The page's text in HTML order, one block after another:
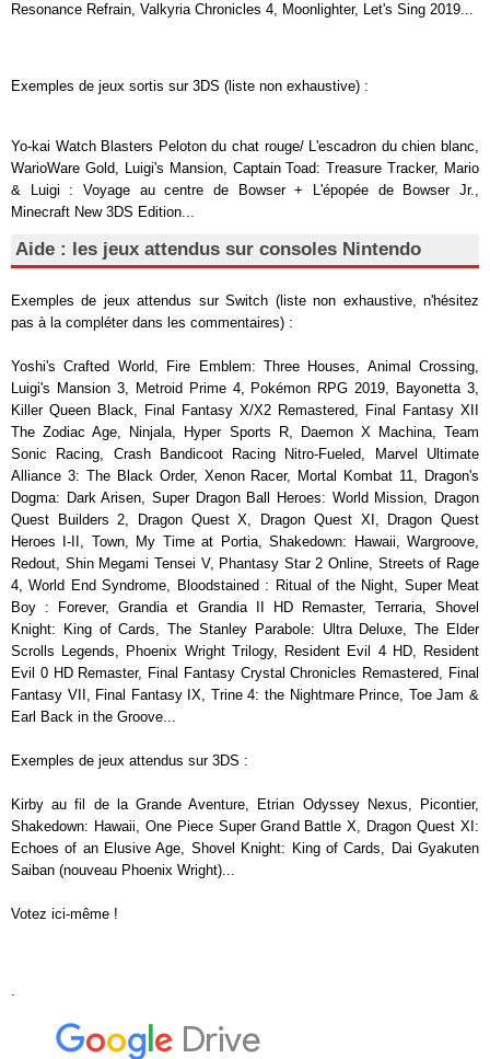
Resonance Refrain, Valkyria Chronicles 4, Moonlighter, Let's Sing 2019...
Exemples de jeux sortis sur 3DS (liste non exhaustive) :
Yo-kai Watch Blasters Peloton du chat rouge/ L'escadron du chien blanc,
WarioWare Gold, Luigi's Mansion, Captain Toad: Treasure Tracker, Mario
& Luigi : Voyage au centre de Bowser + L'épopée de Bowser Jr.,
Minecraft New 3DS Edition...
Aide : les jeux attendus sur consoles Nintendo
Exemples de jeux attendus sur Switch (liste non exhaustive, n'hésitez
pas à la compléter dans les commentaires) :
Yoshi's Crafted World, Fire Emblem: Three Houses, Animal Crossing,
Luigi's Mansion 3, Metroid Prime 4, Pokémon RPG 2019, Bayonetta 3,
Killer Queen Black, Final Fantasy X/X2 Remastered, Final Fantasy XII
The Zodiac Age, Ninjala, Hyper Sports R, Daemon X Machina, Team
Sonic Racing, Crash Bandicoot Racing Nitro-Fueled, Marvel Ultimate
Alliance 3: The Black Order, Xenon Racer, Mortal Kombat 11, Dragon's
Dogma: Dark Arisen, Super Dragon Ball Heroes: World Mission, Dragon
Quest Builders 2, Dragon Quest X, Dragon Quest XI, Dragon Quest
Heroes I-II, Town, My Time at Portia, Shakedown: Hawaii, Wargroove,
Redout, Shin Megami Tensei V, Phantasy Star 2 Online, Streets of Rage
4, World End Syndrome, Bloodstained : Ritual of the Night, Super Meat
Boy : Forever, Grandia et Grandia II HD Remaster, Terraria, Shovel
Knight: King of Cards, The Stanley Parabole: Ultra Deluxe, The Elder
Scrolls Legends, Phoenix Wright Trilogy, Resident Evil 4 HD, Resident
Evil 0 HD Remaster, Final Fantasy Crystal Chronicles Remastered, Final
Fantasy VII, Final Fantasy IX, Trine 4: the Nightmare Prince, Toe Jam &
Earl Back in the Groove...
Exemples de jeux attendus sur 3DS :
Kirby au fil de la Grande Aventure, Etrian Odyssey Nexus, Picontier,
Shakedown: Hawaii, One Piece Super Grand Battle X, Dragon Quest XI:
Echoes of an Elusive Age, Shovel Knight: King of Cards, Dai Gyakuten
Saiban (nouveau Phoenix Wright)...
Votez ici-même !
.